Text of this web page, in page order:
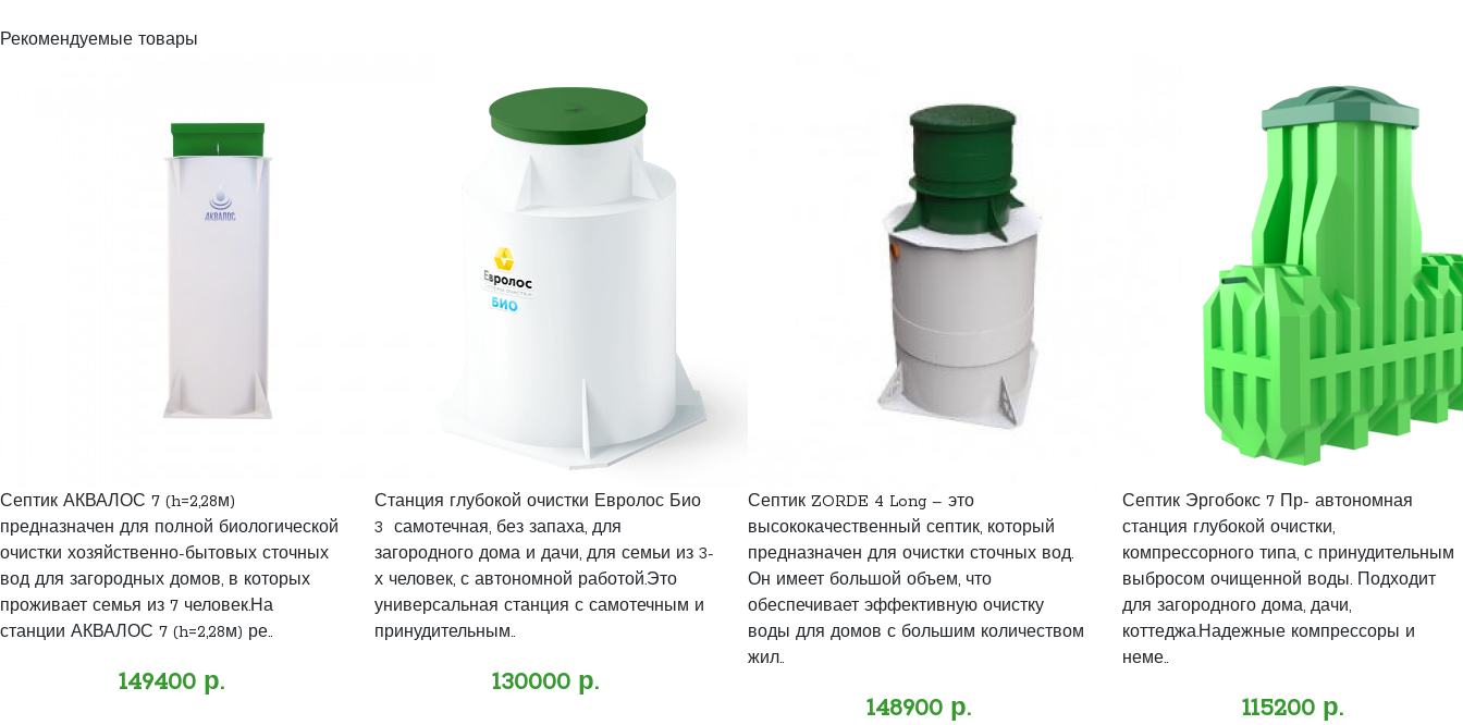
Рекомендуемые товары
Септик АКВАЛОС 7 (h=2,28м)
предназначен для полной биологической
очистки хозяйственно-бытовых сточных
вод для загородных домов, в которых
проживает семья из 7 человек.На
станции АКВАЛОС 7 (h=2,28м) ре..
149400 р.
Станция глубокой очистки Евролос Био
3 самотечная, без запаха, для
загородного дома и дачи, для семьи из 3-
х человек, с автономной работой.Это
универсальная станция с самотечным и
принудительным..
130000 р.
Септик ZORDE 4 Long – это
высококачественный септик, который
предназначен для очистки сточных вод.
Он имеет большой объем, что
обеспечивает эффективную очистку
воды для домов с большим количеством
жил..
148900 р.
Септик Эргобокс 7 Пр- автономная
станция глубокой очистки,
компрессорного типа, с принудительным
выбросом очищенной воды. Подходит
для загородного дома, дачи,
коттеджа.Надежные компрессоры и
неме..
115200 р.